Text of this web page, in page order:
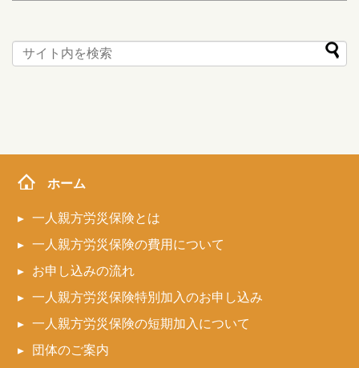
ホーム
一人親方労災保険とは
一人親方労災保険の費用について
お申し込みの流れ
一人親方労災保険特別加入のお申し込み
一人親方労災保険の短期加入について
団体のご案内